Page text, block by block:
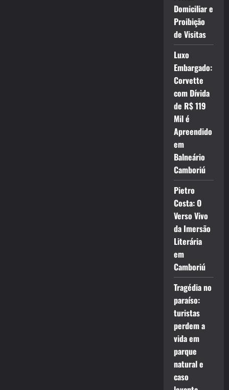
Domiciliar e
Proibição
de Visitas
Luxo
Embargado:
Corvette
com Dívida
de R$ 119
Mil é
Apreendido
em
Balneário
Camboriú
Pietro
Costa: O
Verso Vivo
da Imersão
Literária
em
Camboriú
Tragédia no
paraíso:
turistas
perdem a
vida em
parque
natural e
caso